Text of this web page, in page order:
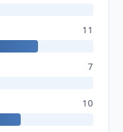
11
7
10